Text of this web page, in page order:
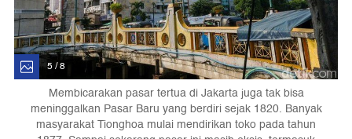
5 / 8
Membicarakan pasar tertua di Jakarta juga tak bisa
meninggalkan Pasar Baru yang berdiri sejak 1820. Banyak
masyarakat Tionghoa mulai mendirikan toko pada tahun